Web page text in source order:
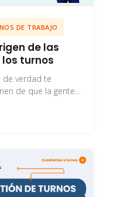
DE TRABAJO
de las
turnos
de verdad te
de que la gente